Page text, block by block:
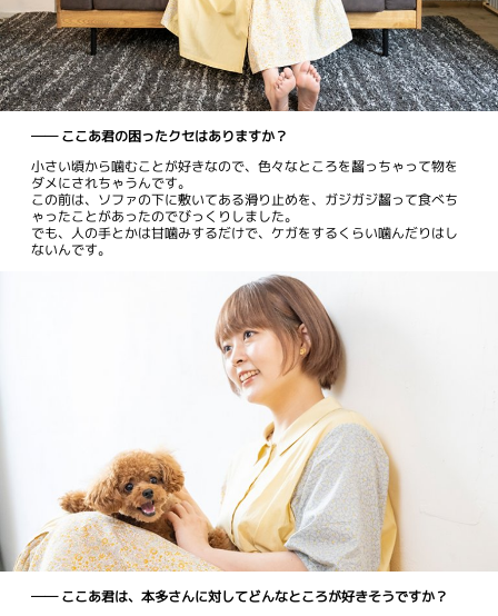
── ここあ君の困ったクセはありますか？
小さい頃から噛むことが好きなので、色々なところを齧っちゃって物を
ダメにされちゃうんです。
この前は、ソファの下に敷いてある滑り止めを、ガジガジ齧って食べち
ゃったことがあったのでびっくりしました。
でも、人の手とかは甘噛みするだけで、ケガをするくらい噛んだりはし
ないんです。
── ここあ君は、本多さんに対してどんなところが好きそうですか？